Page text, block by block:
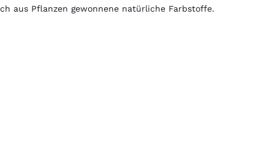
aus Pflanzen gewonnene natürliche Farbstoffe.